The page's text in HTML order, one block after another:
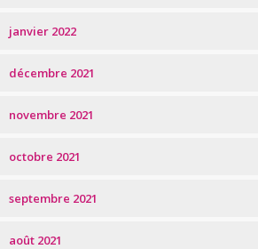
janvier 2022
décembre 2021
novembre 2021
octobre 2021
septembre 2021
août 2021